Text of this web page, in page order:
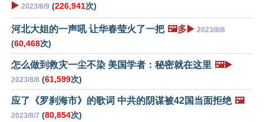
▶️ 2023/8/9 (226,941次)
河北大姐的一声吼 让华春莹火了一把 🖼️多▶️ 2023/8/8
(60,468次)
怎么做到救灾一尘不染 美国学者：秘密就在这里 🖼️▶️
2023/8/8 (61,599次)
应了《罗刹海市》的歌词 中共的阴谋被42国当面拒绝 🖼️
2023/8/7 (80,854次)